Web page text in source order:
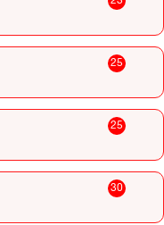
25
25
30